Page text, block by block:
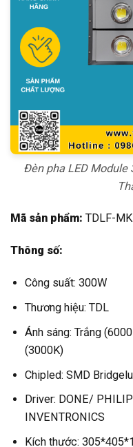
Đèn pha LED Module
Mã sản phẩm: TDLF-
Thông số:
Công suất: 300W
Thương hiệu: TDL
Ánh sáng: Trắng
(3000K)
Chipled: SMD
Driver: DONE/
INVENTRONICS
Kích thước: